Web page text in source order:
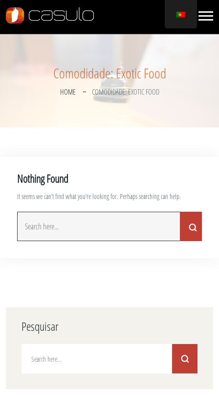
Comodidade:Exotic Food
HOME COMODIDADE:EXOTIC FOOD
Nothing Found
It seems we can’t find what you’re looking for. Perhaps searching can help.
Pesquisar